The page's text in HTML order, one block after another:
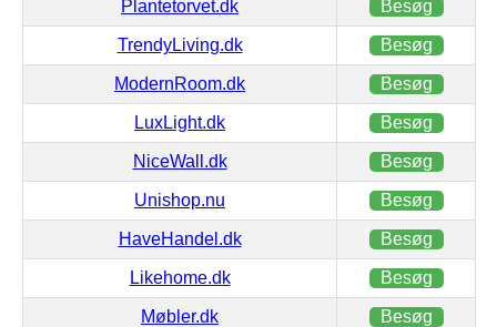
Plantetorvet.dk Besøg
TrendyLiving.dk Besøg
ModernRoom.dk Besøg
LuxLight.dk Besøg
NiceWall.dk Besøg
Unishop.nu Besøg
HaveHandel.dk Besøg
Likehome.dk Besøg
Møbler.dk Besøg